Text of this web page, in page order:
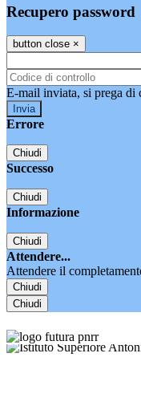
Recupero password
button close ×
E-mail inviata, si prega di
Errore
Chiudi
Successo
Chiudi
Informazione
Chiudi
Attendere...
Attendere il
Chiudi
Chiudi